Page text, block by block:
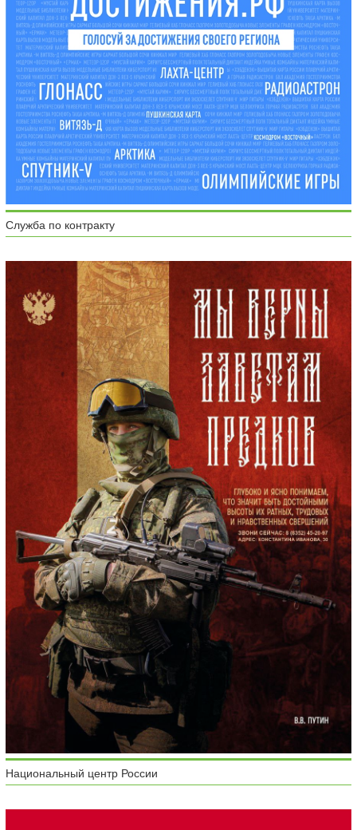
Служба по контракту
Национальный центр России